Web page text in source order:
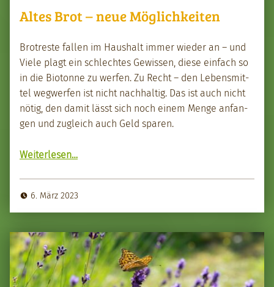
Altes Brot – neue Möglichkeiten
Brotreste fall­en im Haushalt immer wieder an – und
Viele plagt ein schlecht­es Gewis­sen, diese ein­fach so
in die Biotonne zu wer­fen. Zu Recht – den Lebens­mit­
tel weg­w­er­fen ist nicht nach­haltig. Das ist auch nicht
nötig, den damit lässt sich noch einem Menge anfan­
gen und zugle­ich auch Geld sparen.
Weit­er­lesen…
6. März 2023